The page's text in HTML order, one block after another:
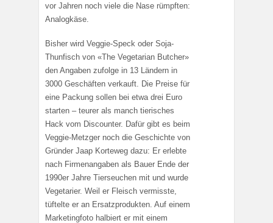
vor Jahren noch viele die Nase rümpften:
Analogkäse.
Bisher wird Veggie-Speck oder Soja-
Thunfisch von «The Vegetarian Butcher»
den Angaben zufolge in 13 Ländern in
3000 Geschäften verkauft. Die Preise für
eine Packung sollen bei etwa drei Euro
starten – teurer als manch tierisches
Hack vom Discounter. Dafür gibt es beim
Veggie-Metzger noch die Geschichte von
Gründer Jaap Korteweg dazu: Er erlebte
nach Firmenangaben als Bauer Ende der
1990er Jahre Tierseuchen mit und wurde
Vegetarier. Weil er Fleisch vermisste,
tüftelte er an Ersatzprodukten. Auf einem
Marketingfoto halbiert er mit einem